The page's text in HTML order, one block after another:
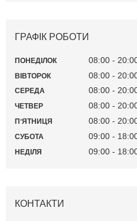
ГРАФІК РОБОТИ
ПОНЕДІЛОК 08:00
ВІВТОРОК 08:00
СЕРЕДА 08:00
ЧЕТВЕР 08:00
ПʼЯТНИЦЯ 08:00
СУБОТА 09:00
НЕДІЛЯ 09:00
КОНТАКТИ